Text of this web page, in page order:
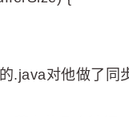
.java对他做了同